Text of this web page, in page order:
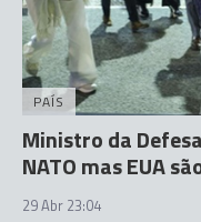
PAÍS
Ministro da
NATO mas EUA
29 Abr 23:04